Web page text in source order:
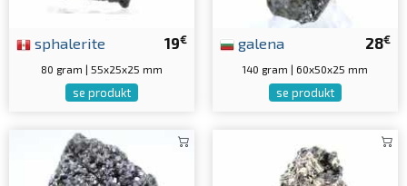
19€
sphalerite
80 gram | 55x25x25 mm
se produkt
28€
galena
140 gram | 60x50x25 mm
se produkt